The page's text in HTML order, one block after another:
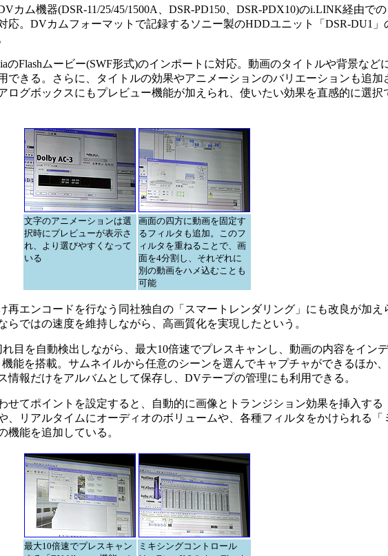
カム機器(DSR-11/25/45/1500A、DSR-PD150、DSR-PDX10)のi.LINK経由で
応。DVカムフォーマットで記録するソニー製のHDDユニット「DSR-DU1」
のFlashムービー(SWF形式)のインポートに対応。動画のタイトルや背景など
できる。さらに、タイトルの効果やアニメーションのバリエーションも追加
ログボックスにもプレビュー機能が加えられ、使いたい効果を直感的に選択
文字のアニメーションは選
択時にプレビューが表示さ
れ、より選びやすくなって
いる
画面の四方に動画を固定す
るフィルタも追加。このフ
ィルタを重ねることで、画
面を4分割し、それぞれに
別の動画をハメ込むことも
可能
エンコードを行なう同社独自の「スマートレンダリング」にも改良が加え
らではの速度を維持しながら、高画質化を実現したという。
目を自動検出しながら、最大10倍速でプレスキャンし、動画の内容をイン
能を搭載。サムネイルから任意のシーンを選んでキャプチャができるほか
情報だけをアルバムとして保存し、DVテープの管理にも利用できる。
てポイントを設定すると、自動的に画像とトランジション効果を挿入する
、リアルタイムにオーディオのボリュームや、各種フィルタをかけられる「
機能を追加している。
最大10倍速でプレスキャン
ミキシングコントロール